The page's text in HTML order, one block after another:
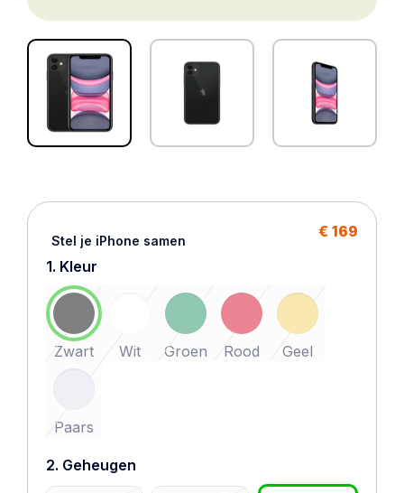
Stel je iPhone samen
€ 169
1. Kleur
Zwart Wit Groen Rood Geel
Paars
2. Geheugen